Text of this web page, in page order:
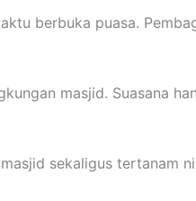
berbuka puasa.
masjid. Suasana
sekaligus tertanam